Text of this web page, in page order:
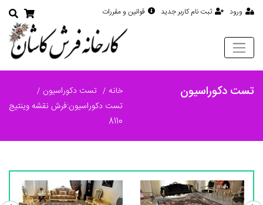
ورود ثبت نام کاربر جدید قوانین و مقررات
تست دکوراسیون خانه
تست دکوراسیون
تست دکوراسیون:فرش نقشه وینتیج
8110